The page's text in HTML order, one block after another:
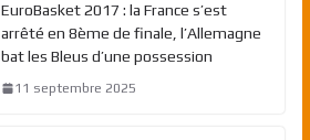
EuroBasket 2017 : la France s’est
arrêté en 8ème de finale, l’Allemagne
bat les Bleus d’une possession
11 septembre 2025